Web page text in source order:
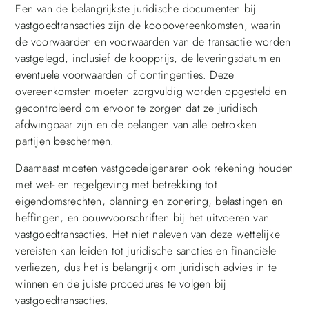
Een van de belangrijkste juridische documenten bij
vastgoedtransacties zijn de koopovereenkomsten, waarin
de voorwaarden en voorwaarden van de transactie worden
vastgelegd, inclusief de koopprijs, de leveringsdatum en
eventuele voorwaarden of contingenties. Deze
overeenkomsten moeten zorgvuldig worden opgesteld en
gecontroleerd om ervoor te zorgen dat ze juridisch
afdwingbaar zijn en de belangen van alle betrokken
partijen beschermen.
Daarnaast moeten vastgoedeigenaren ook rekening houden
met wet- en regelgeving met betrekking tot
eigendomsrechten, planning en zonering, belastingen en
heffingen, en bouwvoorschriften bij het uitvoeren van
vastgoedtransacties. Het niet naleven van deze wettelijke
vereisten kan leiden tot juridische sancties en financiële
verliezen, dus het is belangrijk om juridisch advies in te
winnen en de juiste procedures te volgen bij
vastgoedtransacties.